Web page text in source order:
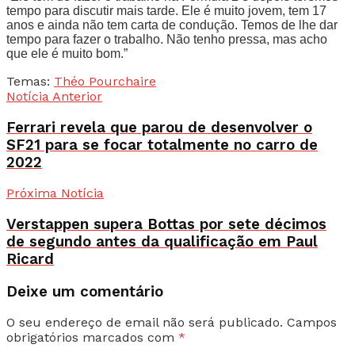
tempo para discutir mais tarde. Ele é muito jovem, tem 17
anos e ainda não tem carta de condução. Temos de lhe dar
tempo para fazer o trabalho. Não tenho pressa, mas acho
que ele é muito bom.”
Temas: Théo Pourchaire
Notícia Anterior
Ferrari revela que parou de desenvolver o
SF21 para se focar totalmente no carro de
2022
Próxima Notícia
Verstappen supera Bottas por sete décimos
de segundo antes da qualificação em Paul
Ricard
Deixe um comentário
O seu endereço de email não será publicado. Campos
obrigatórios marcados com *